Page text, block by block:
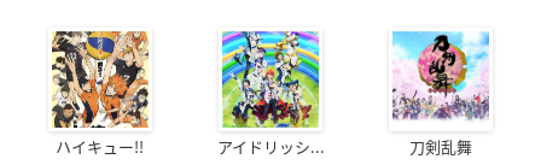
ハイキュー!! アイドリッシ... 刀剣乱舞